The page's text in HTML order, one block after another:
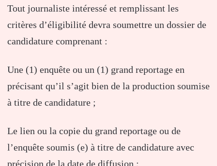
Tout journaliste intéressé et remplissant les
critères d’éligibilité devra soumettre un dossier de
candidature comprenant :
Une (1) enquête ou un (1) grand reportage en
précisant qu’il s’agit bien de la production soumise
à titre de candidature ;
Le lien ou la copie du grand reportage ou de
l’enquête soumis (e) à titre de candidature avec
précision de la date de diffusion ;